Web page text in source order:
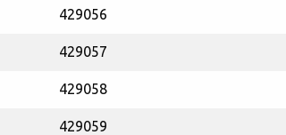
429056
429057
429058
429059